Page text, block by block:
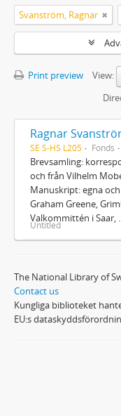
Svanström, Ragnar
Print preview
View:
Ragnar
SE S-HS L205 Fonds
Brevsamling:
och från Vilhelm
Manuskript: egna
Graham Greene,
Valkommittén i Saar,
Untitled
The National Library of
Contact us
Kungliga biblioteket
EU:s